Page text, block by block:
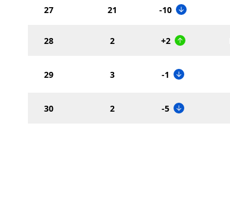
27 21 -10
28 2 +2
29 3 -1
30 2 -5